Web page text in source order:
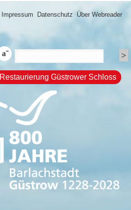
Impressum Datenschutz Über Webreader
Restaurierung Güstrower Schloss